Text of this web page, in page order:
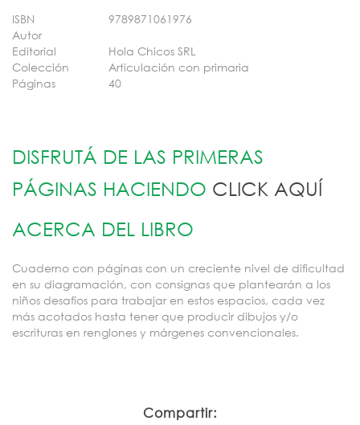
ISBN
9789871061976
Autor
Editorial
Hola Chicos SRL
Colección
Articulación con primaria
Páginas
40
DISFRUTÁ DE LAS PRIMERAS
PÁGINAS HACIENDO CLICK AQUÍ
ACERCA DEL LIBRO
Cuaderno con páginas con un creciente nivel de dificultad
en su diagramación, con consignas que plantearán a los
niños desafíos para trabajar en estos espacios, cada vez
más acotados hasta tener que producir dibujos y/o
escrituras en renglones y márgenes convencionales.
Compartir: